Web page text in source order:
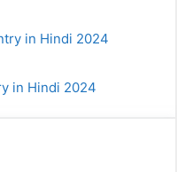
in Hindi 2024
in Hindi 2024